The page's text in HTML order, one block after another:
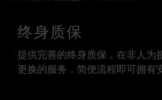
终身质保
提供完善的终身质保，在非人为
更换的服务，简便流程即可拥有